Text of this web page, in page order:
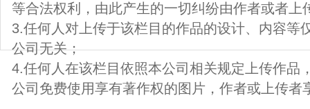
等合法权利，由此产生的一切纠纷由作者或者上
3.任何人对上传于该栏目的作品的设计、内容等
公司无关；
4.任何人在该栏目依照本公司相关规定上传作品
公司免费使用享有著作权的图片，作者或上传者